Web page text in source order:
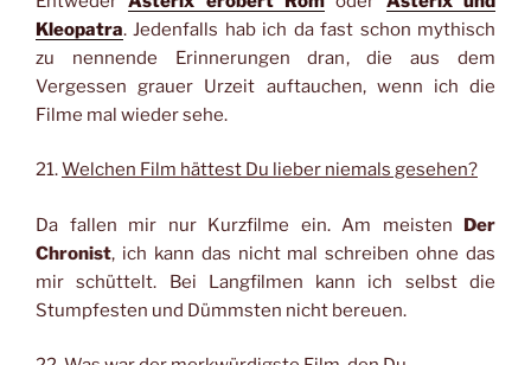
Kleopatra. Jedenfalls hab ich da fast schon mythisch
zu nennende Erinnerungen dran, die aus dem
Vergessen grauer Urzeit auftauchen, wenn ich die
Filme mal wieder sehe.
21.Welchen Film hättest Du lieber niemals gesehen?
Da fallen mir nur Kurzfilme ein. Am meisten Der
Chronist, ich kann das nicht mal schreiben ohne das
mir schüttelt. Bei Langfilmen kann ich selbst die
Stumpfesten und Dümmsten nicht bereuen.